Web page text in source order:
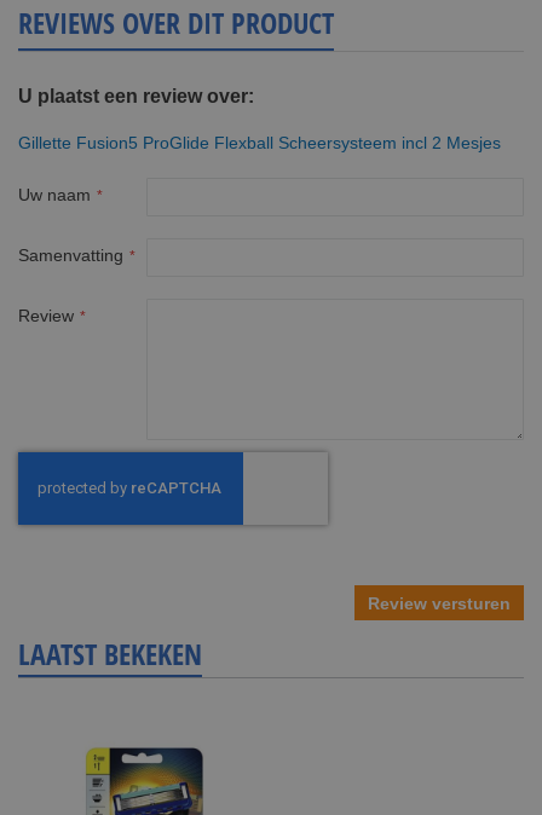
REVIEWS OVER DIT PRODUCT
U plaatst een review over:
Gillette Fusion5 ProGlide Flexball Scheersysteem incl 2 Mesjes
Uw naam
Samenvatting
Review
Review versturen
LAATST BEKEKEN